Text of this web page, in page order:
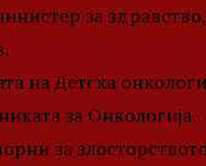
за
на Детска
за Онкологија.
за